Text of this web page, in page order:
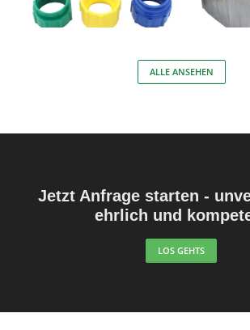
ALLE ANSEHEN
Jetzt Anfrage starten -
ehrlich und
LOS GEHTS